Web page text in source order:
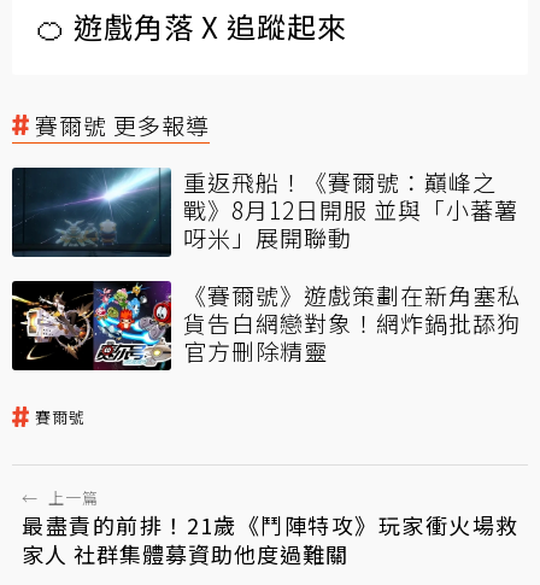
🍊 遊戲角落 X 追蹤起來
賽爾號 更多報導
重返飛船！《賽爾號：巔峰之
戰》8月12日開服 並與「小蕃薯
呀米」展開聯動
《賽爾號》遊戲策劃在新角塞私
貨告白網戀對象！網炸鍋批舔狗
官方刪除精靈
賽爾號
← 上一篇
最盡責的前排！21歲《鬥陣特攻》玩家衝火場救
家人 社群集體募資助他度過難關